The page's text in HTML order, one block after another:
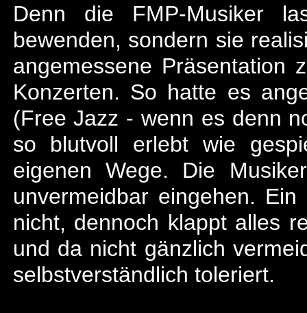
Denn die FMP-Musiker
bewenden, sondern sie
angemessene Präsentation
Konzerten. So hatte es
(Free Jazz - wenn es denn
so blutvoll erlebt wie
eigenen Wege. Die
unvermeidbar eingehen.
nicht, dennoch klappt alles
und da nicht gänzlich
selbstverständlich toleriert.